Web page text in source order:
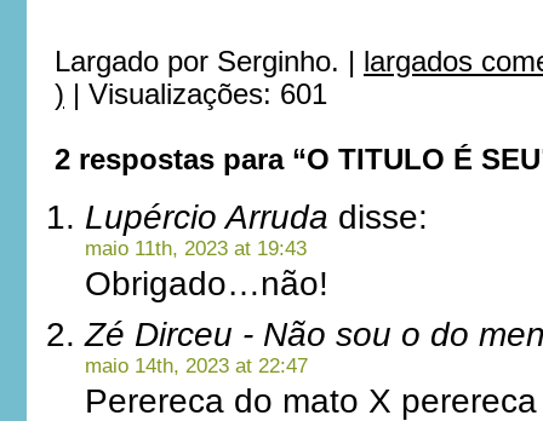
Largado por Serginho. | largados
) | Visualizações: 601
2 respostas para “O TITULO É
Lupércio Arruda disse:
maio 11th, 2023 at 19:43
Obrigado…não!
Zé Dirceu - Não sou o do
maio 14th, 2023 at 22:47
Perereca do mato X